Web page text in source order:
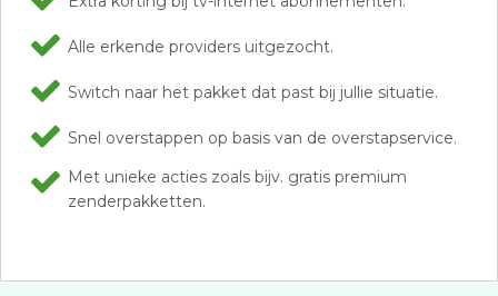
Alle erkende providers uitgezocht.
Switch naar het pakket dat past bij jullie situatie.
Snel overstappen op basis van de overstapservice.
Met unieke acties zoals bijv. gratis premium
zenderpakketten.